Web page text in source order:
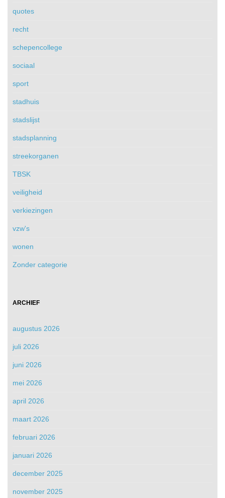
quotes
recht
schepencollege
sociaal
sport
stadhuis
stadslijst
stadsplanning
streekorganen
TBSK
veiligheid
verkiezingen
vzw's
wonen
Zonder categorie
ARCHIEF
augustus 2026
juli 2026
juni 2026
mei 2026
april 2026
maart 2026
februari 2026
januari 2026
december 2025
november 2025